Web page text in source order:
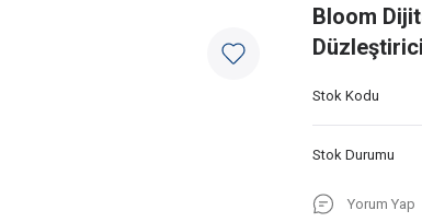
Bloom
Düzleştirici
Stok Kodu
Stok Durumu
Yorum Yap